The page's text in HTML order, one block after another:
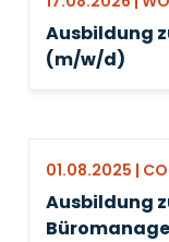
Ausbildung
(m/w/d)
01.08.2025 |
Ausbildung